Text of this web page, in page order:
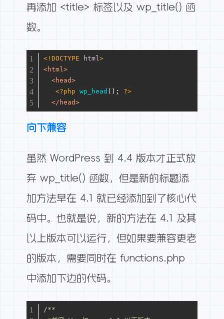
再添加 <title> 标签以及 wp_title() 函
数。
<!DOCTYPE html>
<html>
<head>
<?php
wp_head (); ?>
</ head>
向下兼容
虽然 WordPress 到 4.4 版本才正式放
弃 wp_title() 函数，但是新的标题添
加方法早在 4.1 就已经添加到了核心代
码中。也就是说，新的方法在 4.1 及其
以上版本可以运行，但如果要兼容更老
的版本，需要同时在 functions.php
中添加下边的代码。
/**